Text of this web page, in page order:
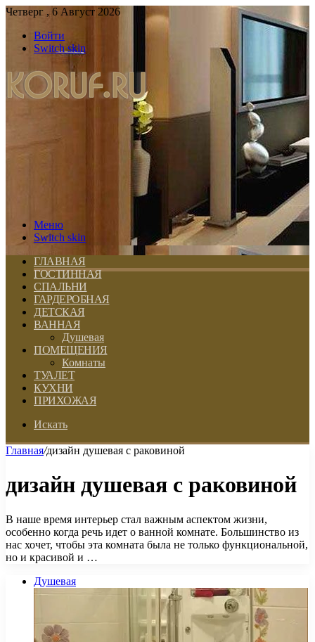
Четверг , 6 Август 2026
Войти
Switch skin
Меню
Switch skin
ГЛАВНАЯ
ГОСТИННАЯ
СПАЛЬНИ
ГАРДЕРОБНАЯ
ДЕТСКАЯ
ВАННАЯ
Душевая
ПОМЕЩЕНИЯ
Комнаты
ТУАЛЕТ
КУХНИ
ПРИХОЖАЯ
Искать
Главная/дизайн душевая с раковиной
дизайн душевая с раковиной
В наше время интерьер стал важным аспектом жизни,
особенно когда речь идет о ванной комнате. Большинство из
нас хочет, чтобы эта комната была не только функциональной,
но и красивой и …
Душевая